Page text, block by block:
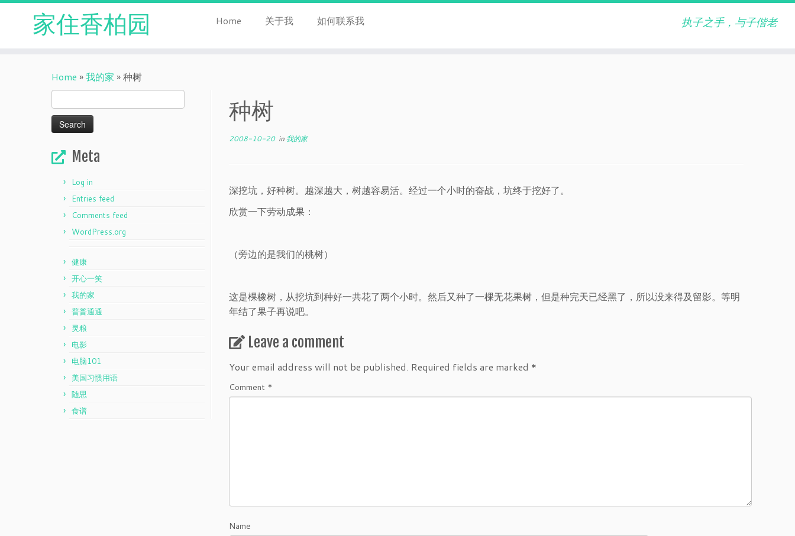
家住香柏园 执子之手，与子偕老
Home 关于我 如何联系我
Home »我的家 »种树
for:
Meta
Log in
Entries feed
Comments feed
WordPress.org
健康
开心一笑
我的家
普普通通
灵粮
电影
电脑101
美国习惯用语
随思
食谱
种树
2008-10-20in 我的家
深挖坑，好种树。越深越大，树越容易活。经过一个小时的奋战，坑终于挖好了。
欣赏一下劳动成果：
（旁边的是我们的桃树）
这是棵橡树，从挖坑到种好一共花了两个小时。然后又种了一棵无花果树，但是种完天已经黑了，所以没来得及留影。等明
年结了果子再说吧。
Leave a comment
Your email address will not be published. Required fields are marked *
Comment *
Name